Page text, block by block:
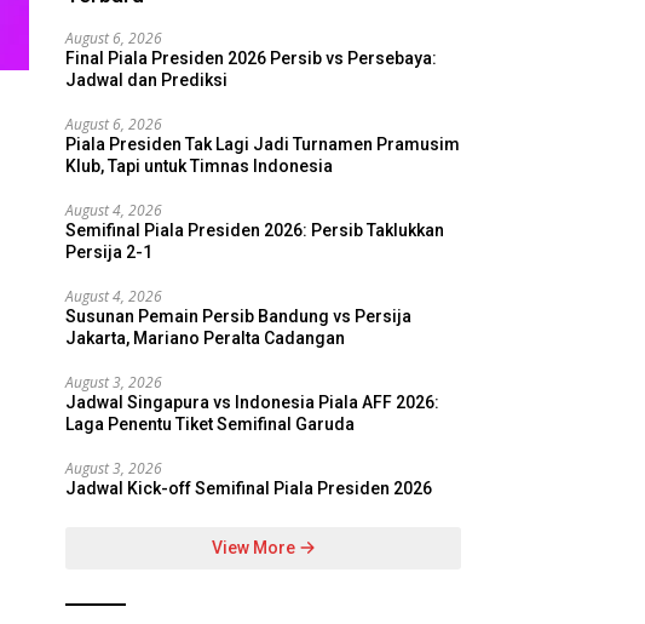
August 6, 2026
Final Piala Presiden 2026 Persib vs Persebaya:
Jadwal dan Prediksi
August 6, 2026
Piala Presiden Tak Lagi Jadi Turnamen Pramusim
Klub, Tapi untuk Timnas Indonesia
August 4, 2026
Semifinal Piala Presiden 2026: Persib Taklukkan
Persija 2-1
August 4, 2026
Susunan Pemain Persib Bandung vs Persija
Jakarta, Mariano Peralta Cadangan
August 3, 2026
Jadwal Singapura vs Indonesia Piala AFF 2026:
Laga Penentu Tiket Semifinal Garuda
August 3, 2026
Jadwal Kick-off Semifinal Piala Presiden 2026
View More